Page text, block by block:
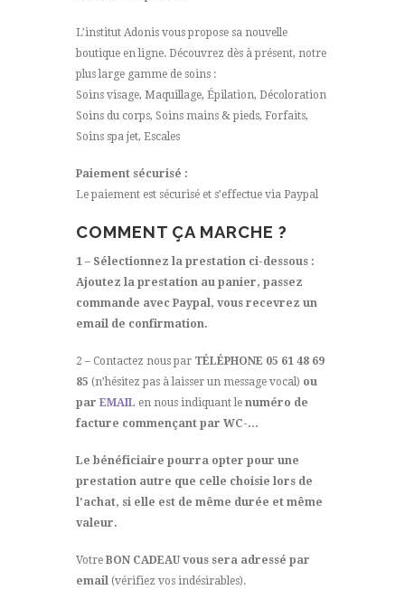
L’institut Adonis vous propose sa nouvelle
boutique en ligne. Découvrez dès à présent, notre
plus large gamme de soins :
Soins visage, Maquillage, Épilation, Décoloration
Soins du corps, Soins mains & pieds, Forfaits,
Soins spa jet, Escales
Paiement sécurisé :
Le paiement est sécurisé et s’effectue via Paypal
COMMENT ÇA MARCHE ?
1 – Sélectionnez la prestation ci-dessous :
Ajoutez la prestation au panier, passez
commande avec Paypal, vous recevrez un
email de confirmation.
2 – Contactez nous par TÉLÉPHONE 05 61 48 69
85 (n’hésitez pas à laisser un message vocal) ou
par EMAIL en nous indiquant le numéro de
facture commençant par WC-…
Le bénéficiaire pourra opter pour une
prestation autre que celle choisie lors de
l’achat, si elle est de même durée et même
valeur.
Votre BON CADEAU vous sera adressé par
email (vérifiez vos indésirables).